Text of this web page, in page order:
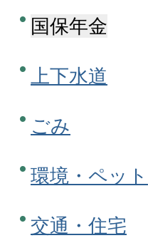
国保年金
上下水道
ごみ
環境・ペット
交通・住宅